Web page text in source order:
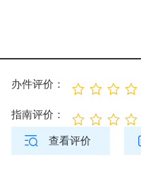
办件评价：
指南评价：
查看评价